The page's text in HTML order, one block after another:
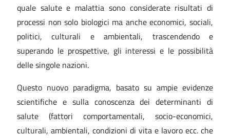
quale salute e malattia sono considerate risultati di
processi non solo biologici ma anche economici, sociali,
politici, culturali e ambientali, trascendendo e
superando le prospettive, gli interessi e le possibilità
delle singole nazioni.
Questo nuovo paradigma, basato su ampie evidenze
scientifiche e sulla conoscenza dei determinanti di
salute (fattori comportamentali, socio-economici,
culturali, ambientali, condizioni di vita e lavoro ecc. che